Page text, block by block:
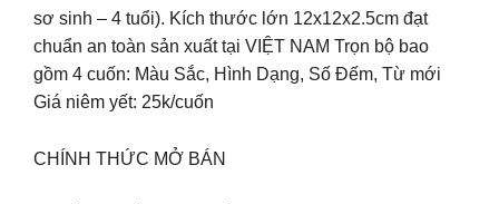
sơ sinh – 4 tuổi). Kích thước lớn 12x12x2.5cm đạt
chuẩn an toàn sản xuất tại VIỆT NAM Trọn bộ bao
gồm 4 cuốn: Màu Sắc, Hình Dạng, Số Đếm, Từ mới
Giá niêm yết: 25k/cuốn
CHÍNH THỨC MỞ BÁN